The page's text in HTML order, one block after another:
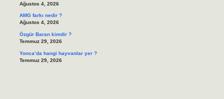
Ağustos 4, 2026
AMG farkı nedir ?
Ağustos 4, 2026
Özgür Baran kimdir ?
Temmuz 29, 2026
Yonca’da hangi hayvanlar yer ?
Temmuz 29, 2026